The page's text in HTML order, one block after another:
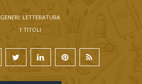
GENERI: LETTERATURA
1 TITOLI